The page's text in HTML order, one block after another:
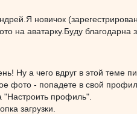
новичок
на аватарку.Буду благодарна
Ну а чего вдруг в этой теме
фото - попадете в свой
"Настроить профиль".
загрузки.